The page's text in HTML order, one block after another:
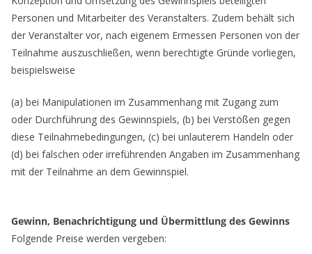
Personen und Mitarbeiter des Veranstalters. Zudem behält sich
der Veranstalter vor, nach eigenem Ermessen Personen von der
Teilnahme auszuschließen, wenn berechtigte Gründe vorliegen,
beispielsweise
(a) bei Manipulationen im Zusammenhang mit Zugang zum
oder Durchführung des Gewinnspiels, (b) bei Verstößen gegen
diese Teilnahmebedingungen, (c) bei unlauterem Handeln oder
(d) bei falschen oder irreführenden Angaben im Zusammenhang
mit der Teilnahme an dem Gewinnspiel.
Gewinn, Benachrichtigung und Übermittlung des Gewinns
Folgende Preise werden vergeben: